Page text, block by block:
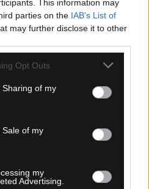
This information may
parties on the IAB’s List of
may further disclose it to other
app uses one or more Google
behaviour. You may click to
and its third-party tags to
purposes in below Google
Opt Outs
of my
of my
my
Advertising.